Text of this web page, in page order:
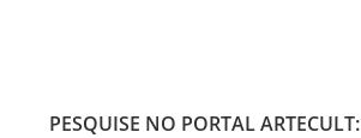
PESQUISE NO PORTAL ARTECULT: